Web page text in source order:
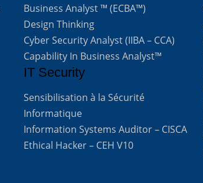
Business Analyst ™ (ECBA™)
Design Thinking
Cyber Security Analyst (IIBA – CCA)
Capability In Business Analyst™
IT Security
Sensibilisation à la Sécurité
Informatique
Information Systems Auditor – CISCA
Ethical Hacker – CEH V10